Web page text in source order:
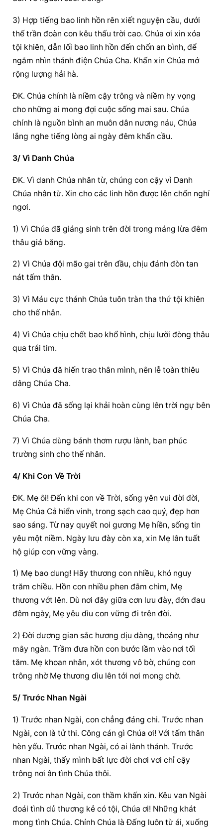
3) Hợp tiếng bao linh hồn rên xiết nguyện cầu, dưới
thế trần đoàn con kêu thấu trời cao. Chúa ơi xin xóa
tội khiên, dẫn lối bao linh hồn đến chốn an bình, để
ngắm nhìn thánh điện Chúa Cha. Khấn xin Chúa mở
rộng lượng hải hà.
ĐK. Chúa chính là niềm cậy trông và niềm hy vọng
cho những ai mong đợi cuộc sống mai sau. Chúa
chính là nguồn bình an muôn dân nương náu, Chúa
lắng nghe tiếng lòng ai ngày đêm khẩn cầu.
3/ Vì Danh Chúa
ÐK. Vì danh Chúa nhân từ, chúng con cậy vì Danh
Chúa nhân từ. Xin cho các linh hồn được lên chốn nghỉ
ngơi.
1) Vì Chúa đã giáng sinh trên đời trong máng lừa đêm
thâu giá băng.
2) Vì Chúa đội mão gai trên đầu, chịu đánh đòn tan
nát tấm thân.
3) Vì Máu cực thánh Chúa tuôn tràn tha thứ tội khiên
cho thế nhân.
4) Vì Chúa chịu chết bao khổ hình, chịu lưỡi đòng thâu
qua trái tim.
5) Vì Chúa đã hiến trao thân mình, nên lễ toàn thiêu
dâng Chúa Cha.
6) Vì Chúa đã sống lại khải hoàn cùng lên trời ngự bên
Chúa Cha.
7) Vì Chúa dùng bánh thơm rượu lành, ban phúc
trường sinh cho thế nhân.
4/ Khi Con Về Trời
ÐK. Mẹ ôi! Ðến khi con về Trời, sống yên vui đời đời,
Mẹ Chúa Cả hiển vinh, trong sạch cao quý, đẹp hơn
sao sáng. Từ nay quyết noi gương Mẹ hiền, sống tin
yêu một niềm. Ngày lưu đày còn xa, xin Mẹ lân tuất
hộ giúp con vững vàng.
1) Mẹ bao dung! Hãy thương con nhiều, khó nguy
trăm chiều. Hồn con nhiều phen đắm chìm, Mẹ
thương vớt lên. Dù nơi đây giữa cơn lưu đày, đớn đau
đêm ngày, Mẹ yêu dìu con vững đi trên đời.
2) Ðời dương gian sắc hương dịu dàng, thoáng như
mây ngàn. Trầm đưa hồn con bước lầm vào nơi tối
tăm. Mẹ khoan nhân, xót thương vô bờ, chúng con
trông nhờ Mẹ thương dìu lên tới nơi mong chờ.
5/ Trước Nhan Ngài
1) Trước nhan Ngài, con chẳng đáng chi. Trước nhan
Ngài, con là tử thi. Công cán gì Chúa ơi! Với tấm thân
hèn yếu. Trước nhan Ngài, có ai lành thánh. Trước
nhan Ngài, thấy mình bất lực đời chơi vơi chỉ cậy
trông nơi ân tình Chúa thôi.
2) Trước nhan Ngài, con thầm khấn xin. Kêu van Ngài
đoái tình dủ thương kẻ có tội, Chúa ơi! Những khát
mong tình Chúa. Chính Chúa là Đấng luôn từ ái, xuống